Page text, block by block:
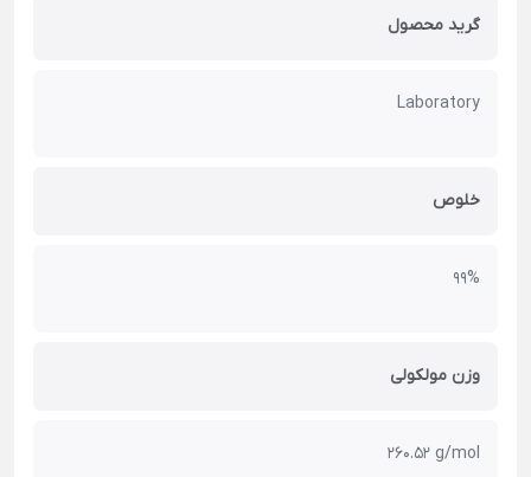
گرید محصول
Laboratory
خلوص
99%
وزن مولکولی
260.52 g/mol